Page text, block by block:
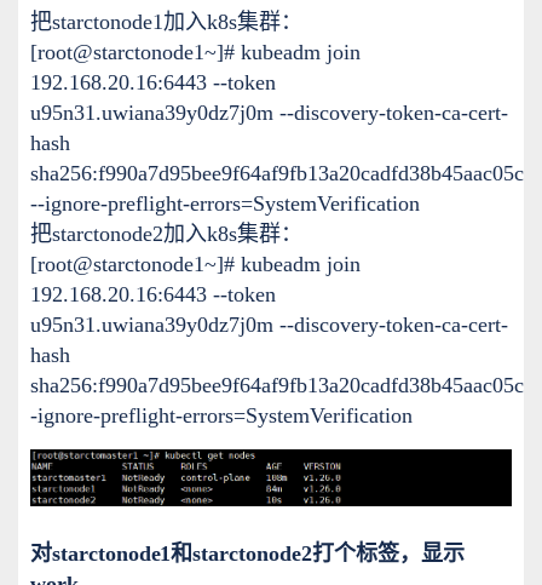
把starctonode1加入k8s集群：
[root@starctonode1~]# kubeadm join
192.168.20.16:6443 --token
u95n31.uwiana39y0dz7j0m --discovery-token-ca-cert-
hash
--ignore-preflight-errors=SystemVerification
把starctonode2加入k8s集群：
[root@starctonode1~]# kubeadm join
192.168.20.16:6443 --token
u95n31.uwiana39y0dz7j0m --discovery-token-ca-cert-
hash
-ignore-preflight-errors=SystemVerification
对starctonode1和starctonode2打个标签，显示